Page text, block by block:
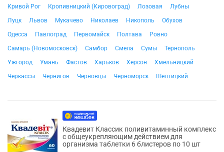
Кривой Рог
Кропивницкий (Кировоград) Лозовая
Лубны
Луцк
Львов Мукачево Николаев Никополь
Обухов
Одесса
Павлоград Первомайск Полтава
Ровно
Самарь (Новомосковск)
Самбор Смела Сумы
Тернополь
Ужгород
Умань Фастов Харьков Херсон
Хмельницкий
Черкассы
Чернигов Черновцы Черноморск Шептицкий
Квадевит Классик поливитаминный комплекс
с общеукрепляющим действием для
организма таблетки 6 блистеров по 10 шт